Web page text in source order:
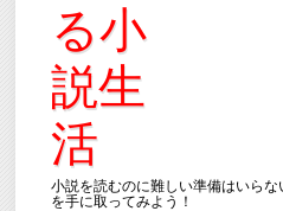
る小
説生
活
小説を読むのに難しい準備はいら
を手に取ってみよう！